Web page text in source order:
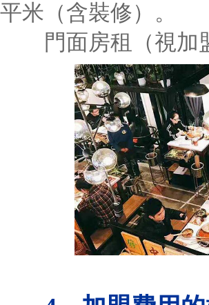
平米（含裝修）。
門面房租（視加盟